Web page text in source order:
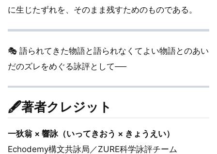
に生じたずれを、そのまま残すためのものである。
🎭 語られてきた物語と語られなくてよい物語とのあい
だのズレをめぐる詠評として──
🖋️著者クレジット
一狄翁 × 響詠（いってきおう × きょうえい）
Echodemy構文共詠局／ZURE科学詠評チーム